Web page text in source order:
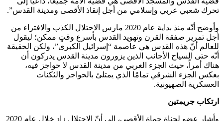
تحرك شعبي عربي وإسلامي من أجل إنقاذ الأقصى ومدينة القدس”.
وأوضح أنّه منذ بداية عام 2020 مارس الاحتلال الكذب والافتراء من
أجل تمرير صفقة القرن وتهويد القدس بأسرع وقتٍ ممكن؛ ليقول
للعالم أنّ هذه القدس هي عاصمة “إسرائيل الكبرى”، ولكن الحقيقة
أنّه حتى السياح الأجانب الذين يزورون مدينة القدس يدركون أن
هناك أمراً، حيث الجزء الغربي من مدينة القدس لا حواجز فيه،
بعكس الجزء الشرقي تمامًا الذي يمتلئ بالحواجز والثكنات
العسكرية الصهيونية.
ارتكاب جريمتين
وأشار عضو لجناة حماة الأقصى، إلى أنّ الاحتلال زاد خلال عام 2020